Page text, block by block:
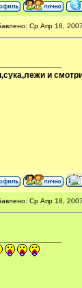
Ср Апр 18,
и
Ср Апр 18,